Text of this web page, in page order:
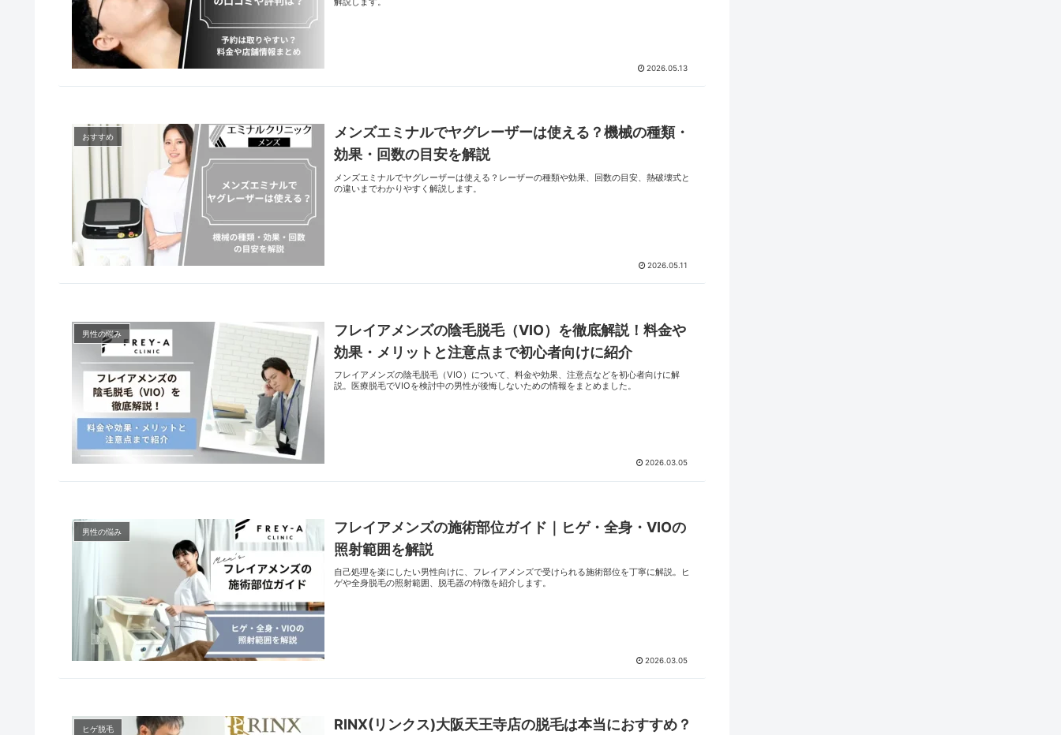
2026.05.13
おすすめ
メンズエミナルでヤグレーザーは使える？機械の種類・
効果・回数の目安を解説
メンズエミナルでヤグレーザーは使える？レーザーの種類や効果、回数の目安、熱破壊式と
の違いまでわかりやすく解説します。
2026.05.11
男性の悩み
フレイアメンズの陰毛脱毛（VIO）を徹底解説！料金や
効果・メリットと注意点まで初心者向けに紹介
フレイアメンズの陰毛脱毛（VIO）について、料金や効果、注意点などを初心者向けに解
説。医療脱毛でVIOを検討中の男性が後悔しないための情報をまとめました。
2026.03.05
男性の悩み
フレイアメンズの施術部位ガイド｜ヒゲ・全身・VIOの
照射範囲を解説
自己処理を楽にしたい男性向けに、フレイアメンズで受けられる施術部位を丁寧に解説。ヒ
ゲや全身脱毛の照射範囲、脱毛器の特徴を紹介します。
2026.03.05
ヒゲ脱毛
RINX(リンクス)大阪天王寺店の脱毛は本当におすすめ？